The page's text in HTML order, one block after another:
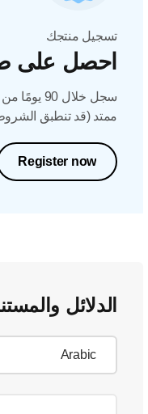
تسجيل منتجك
احصل على
سجل خلال 90
ممتد (قد تنطبق
Register now
الدلائل